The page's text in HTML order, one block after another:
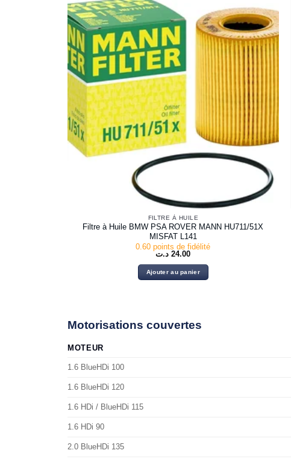
FILTRE À HUILE
Filtre à Huile BMW PSA ROVER MANN HU711/51X
MISFAT L141
0.60 points de fidélité
24.00 د.ت
Ajouter au panier
Motorisations couvertes
MOTEUR
1.6 BlueHDi 100
1.6 BlueHDi 120
1.6 HDi / BlueHDi 115
1.6 HDi 90
2.0 BlueHDi 135